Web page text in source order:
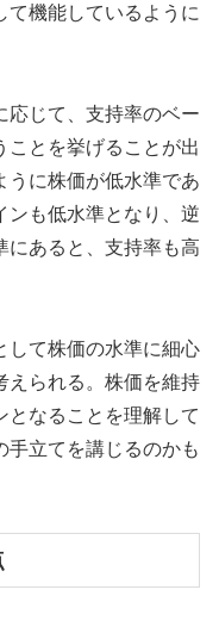
て機能しているように
応じて、支持率のベー
ことを挙げることが出
うに株価が低水準であ
ンも低水準となり、逆
にあると、支持率も高
して株価の水準に細心
えられる。株価を維持
となることを理解して
手立てを講じるのかも